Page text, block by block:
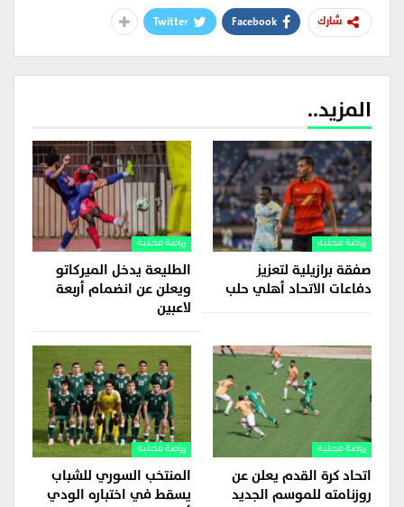
شارك Facebook
Twitter
المزيد..
رياضة محلية
صفقة برازيلية لتعزيز
دفاعات الاتحاد أهلي حلب
رياضة محلية
الطليعة يدخل الميركاتو
ويعلن عن انضمام أربعة
لاعبين
رياضة محلية
اتحاد كرة القدم يعلن عن
روزنامته للموسم الجديد
رياضة محلية
المنتخب السوري للشباب
يسقط في اختباره الودي